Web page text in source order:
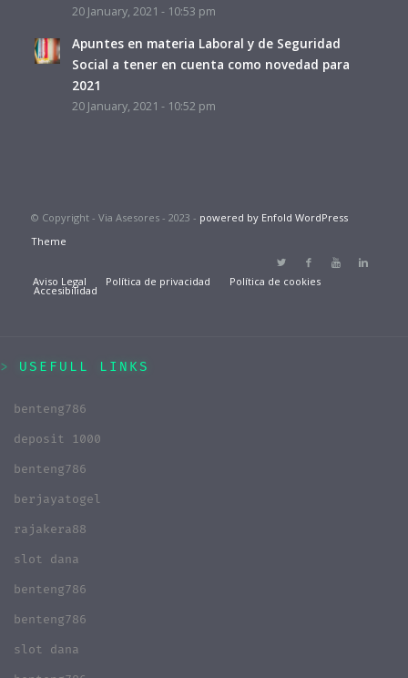
20 January, 2021 - 10:53 pm
Apuntes en materia Laboral y de Seguridad
Social a tener en cuenta como novedad para
2021
20 January, 2021 - 10:52 pm
© Copyright - Via Asesores - 2023 - powered by Enfold WordPress
Theme
Aviso Legal Política de privacidad Política de cookies
Accesibilidad
USEFULL LINKS
benteng786
deposit 1000
benteng786
berjayatogel
rajakera88
slot dana
benteng786
benteng786
slot dana